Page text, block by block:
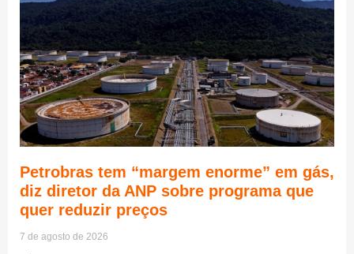
Petrobras tem “margem enorme” em gás,
diz diretor da ANP sobre programa que
quer reduzir preços
7 de agosto de 2026